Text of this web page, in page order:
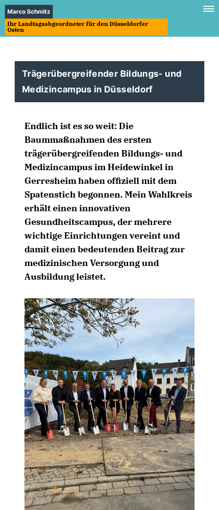
Marco Schmitz
Ihr Landtagsabgeordneter für den Düsseldorfer
Osten
Trägerübergreifender Bildungs- und
Medizincampus in Düsseldorf
Endlich ist es so weit: Die
Baummaßnahmen des ersten
trägerübergreifenden Bildungs- und
Medizincampus im Heidewinkel in
Gerresheim haben offiziell mit dem
Spatenstich begonnen. Mein Wahlkreis
erhält einen innovativen
Gesundheitscampus, der mehrere
wichtige Einrichtungen vereint und
damit einen bedeutenden Beitrag zur
medizinischen Versorgung und
Ausbildung leistet.